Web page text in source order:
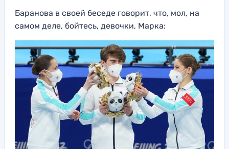
Баранова в своей беседе говорит, что, мол, на
самом деле, бойтесь, девочки, Марка: